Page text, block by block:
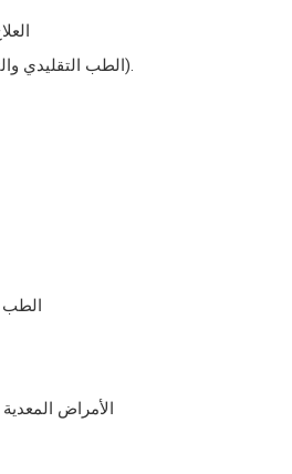
تطبيقات GETAT (الطب التقليدي والتكميلي).
الطب
الأمراض المعدية